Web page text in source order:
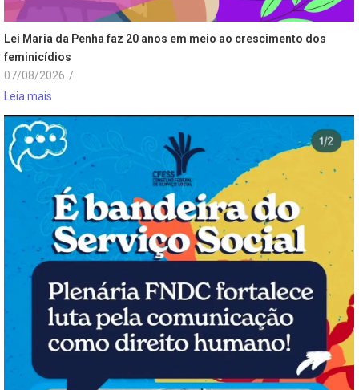
Lei Maria da Penha faz 20 anos em meio ao crescimento dos
feminicídios
07/08/2026 /
Leia mais